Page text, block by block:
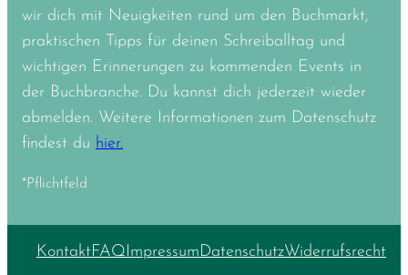
wir dich mit Neuigkeiten rund um den Buchmarkt,
praktischen Tipps für deinen Schreiballtag und
wichtigen Erinnerungen zu kommenden Events in
der Buchbranche. Du kannst dich jederzeit wieder
abmelden. Weitere Informationen zum Datenschutz
findest du hier.
*Pflichtfeld
KontaktFAQImpressumDatenschutzWiderrufsrecht